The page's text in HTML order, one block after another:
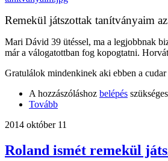
Remekül játszottak tanítványaim
Mari Dávid 39 ütéssel, ma a legjobbnak
már a válogatottban fog kopogtatni.
Gratulálok mindenkinek aki ebben a
A hozzászóláshoz belépés szükséges
Tovább
2014 október 11
Roland ismét remekül